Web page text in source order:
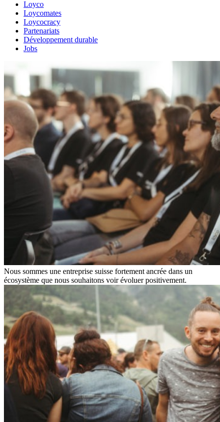
Loyco
Loycomates
Loycocracy
Partenariats
Développement durable
Jobs
Nous sommes une entreprise suisse fortement ancrée dans un
écosystème que nous souhaitons voir évoluer positivement.